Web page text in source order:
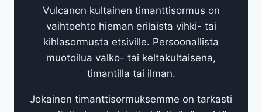
Vulcanon kultainen timanttisormus on
vaihtoehto hieman erilaista vihki- tai
kihlasormusta etsiville. Persoonallista
muotoilua valko- tai keltakultaisena,
timantilla tai ilman.
Jokainen timanttisormuksemme on tarkasti